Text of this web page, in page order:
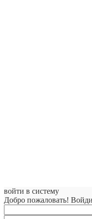
войти в систему
Добро пожаловать!